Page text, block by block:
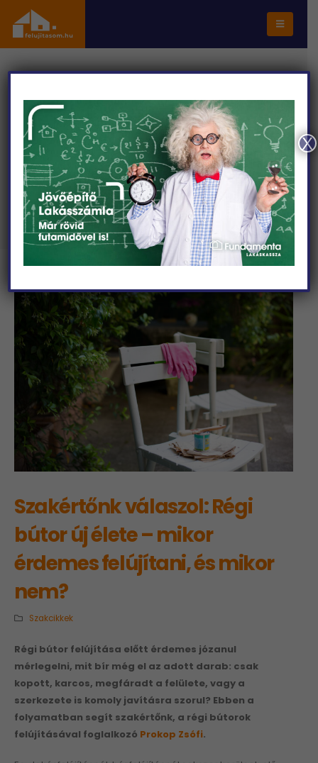
SZAKÉRTŐNK VÁLASZOL: RÉGI BÚTOR ÚJ ÉLETE – MIKOR ÉRDEMES
FELÚJÍTANI, ÉS MIKOR NEM?
Szakértőnk válaszol: Régi bútor
új élete – mikor érdemes
felújítani, és mikor nem?
Szakértőnk válaszol: Régi
bútor új élete – mikor
érdemes felújítani, és mikor
nem?
Szakcikkek
Régi bútor felújítása előtt érdemes józanul
mérlegelni, mit bír még el az adott darab: csak
kopott, karcos, megfáradt a felülete, vagy a
szerkezete is komoly javításra szorul? Ebben a
folyamatban segít szakértőnk, a régi bútorok
felújításával foglalkozó Prokop Zsófi.
X